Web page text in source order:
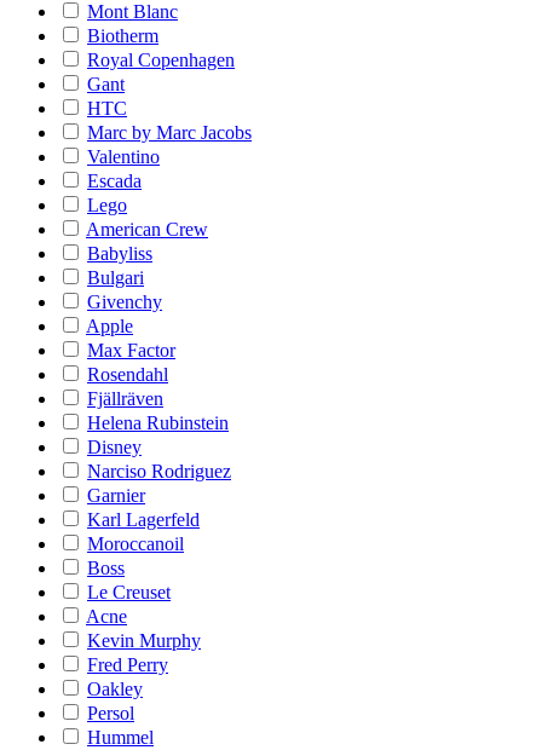
Mont Blanc
Biotherm
Royal Copenhagen
Gant
HTC
Marc by Marc Jacobs
Valentino
Escada
Lego
American Crew
Babyliss
Bulgari
Givenchy
Apple
Max Factor
Rosendahl
Fjällräven
Helena Rubinstein
Disney
Narciso Rodriguez
Garnier
Karl Lagerfeld
Moroccanoil
Boss
Le Creuset
Acne
Kevin Murphy
Fred Perry
Oakley
Persol
Hummel